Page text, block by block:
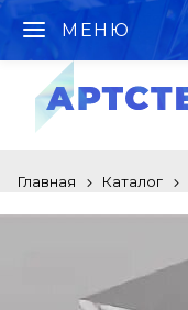
МЕНЮ
Главная Каталог